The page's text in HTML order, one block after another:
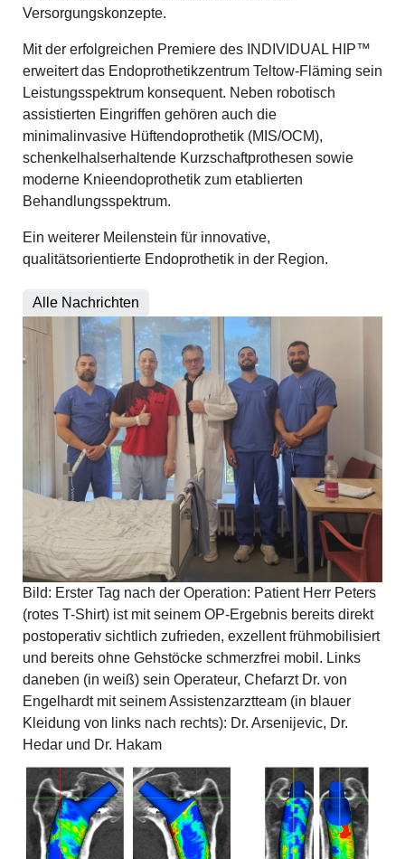
Versorgungskonzepte.
Mit der erfolgreichen Premiere des INDIVIDUAL HIP™
erweitert das Endoprothetikzentrum Teltow-Fläming sein
Leistungsspektrum konsequent. Neben robotisch
assistierten Eingriffen gehören auch die
minimalinvasive Hüftendoprothetik (MIS/OCM),
schenkelhalserhaltende Kurzschaftprothesen sowie
moderne Knieendoprothetik zum etablierten
Behandlungsspektrum.
Ein weiterer Meilenstein für innovative,
qualitätsorientierte Endoprothetik in der Region.
Alle Nachrichten
Bild: Erster Tag nach der Operation: Patient Herr Peters
(rotes T-Shirt) ist mit seinem OP-Ergebnis bereits direkt
postoperativ sichtlich zufrieden, exzellent frühmobilisiert
und bereits ohne Gehstöcke schmerzfrei mobil. Links
daneben (in weiß) sein Operateur, Chefarzt Dr. von
Engelhardt mit seinem Assistenzarztteam (in blauer
Kleidung von links nach rechts): Dr. Arsenijevic, Dr.
Hedar und Dr. Hakam